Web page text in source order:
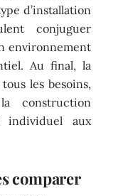
d’installation
conjuguer
environnement
Au final, la
les besoins,
construction
individuel aux
comparer